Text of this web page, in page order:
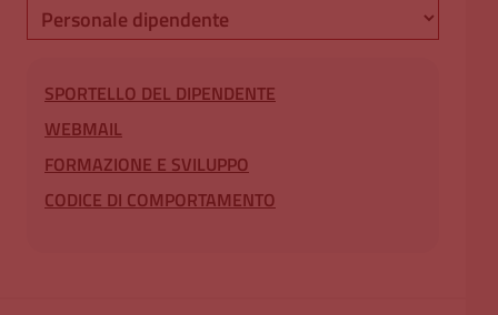
Links
SPORTELLO DEL DIPENDENTE
WEBMAIL
FORMAZIONE E SVILUPPO
CODICE DI COMPORTAMENTO